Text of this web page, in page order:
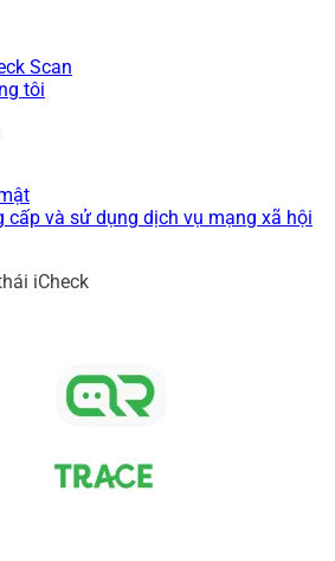
Scan
tôi
cấp và sử dụng dịch vụ mạng xã hội
iCheck